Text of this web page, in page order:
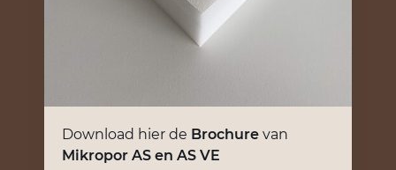
Download hier de Brochure van
Mikropor AS en AS VE